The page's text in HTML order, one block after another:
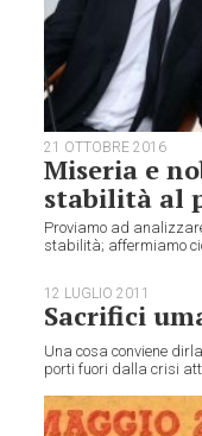
21 OTTOBRE 2016
Miseria e
stabilità al
Proviamo ad
stabilità; affermiamo
12 LUGLIO 2011
Sacrifici
Una cosa conviene
porti fuori dalla crisi